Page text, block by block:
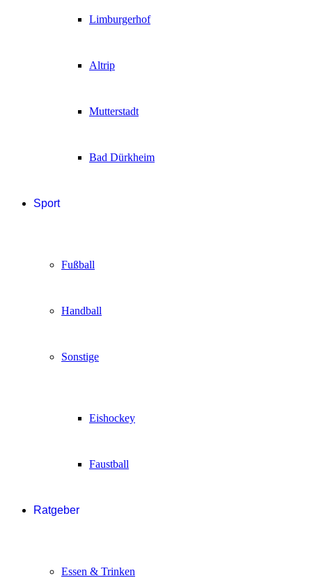
Limburgerhof
Altrip
Mutterstadt
Bad Dürkheim
Sport
Fußball
Handball
Sonstige
Eishockey
Faustball
Ratgeber
Essen & Trinken